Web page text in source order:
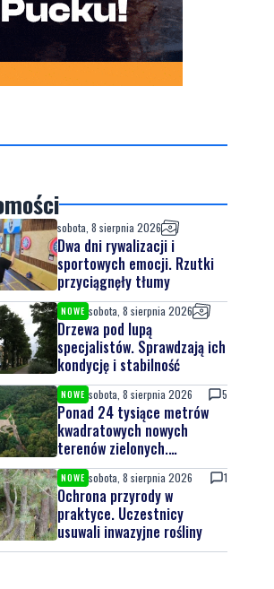
sobota, 8 sierpnia 2026
Dwa dni rywalizacji i
sportowych emocji. Rzutki
przyciągnęły tłumy
NOWE sobota, 8 sierpnia 2026
Drzewa pod lupą
specjalistów. Sprawdzają ich
kondycję i stabilność
NOWE sobota, 8 sierpnia 2026 5
Ponad 24 tysiące metrów
kwadratowych nowych
terenów zielonych.
Powstanie nowa przestrzeń
do wypoczynku
NOWE sobota, 8 sierpnia 2026 1
Ochrona przyrody w
praktyce. Uczestnicy
usuwali inwazyjne rośliny